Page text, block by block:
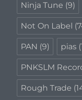
Ninja Tune (9)
Not On Label
PAN (9) pias
PNKSLM
Rough Trade